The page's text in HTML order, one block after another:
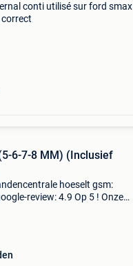
conti utilisé sur ford smax
6-7-8 MM) (Inclusief
hoeselt gsm:
review: 4.9 Op 5 ! Onze